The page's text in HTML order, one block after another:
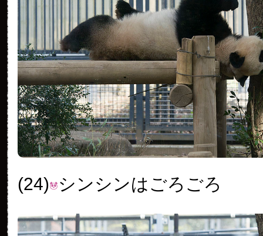
(24) シンシンはごろごろ